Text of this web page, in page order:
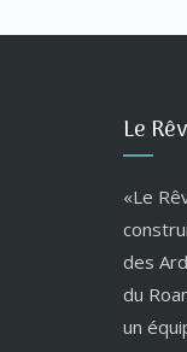
Le
«Le
des
du
un